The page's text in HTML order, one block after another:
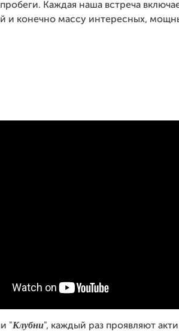
Каждая наша встреча
и конечно массу интересных,
"Клубни", каждый раз проявляют